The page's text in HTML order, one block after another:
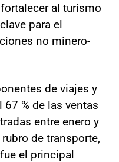
al turismo
para el
no minero-
de viajes y
% de las ventas
entre enero y
de transporte,
el principal